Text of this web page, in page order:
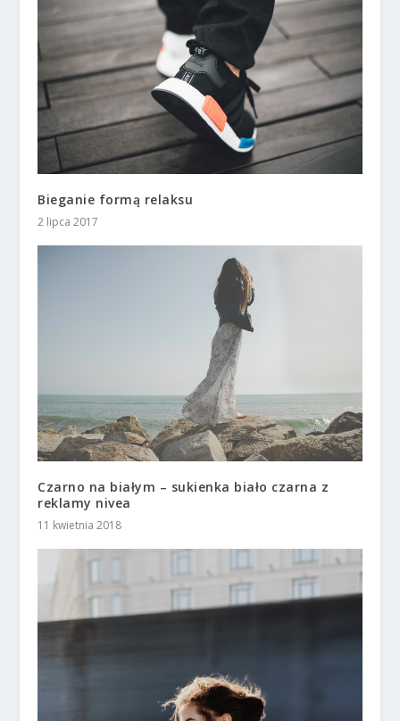
Bieganie formą relaksu
2 lipca 2017
Czarno na białym – sukienka biało czarna z
reklamy nivea
11 kwietnia 2018